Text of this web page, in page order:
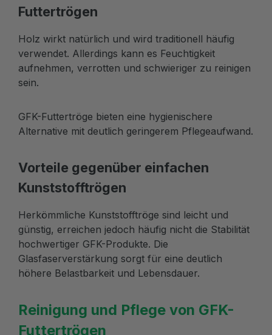
Futtertrögen
Holz wirkt natürlich und wird traditionell häufig
verwendet. Allerdings kann es Feuchtigkeit
aufnehmen, verrotten und schwieriger zu reinigen
sein.
GFK-Futtertröge bieten eine hygienischere
Alternative mit deutlich geringerem Pflegeaufwand.
Vorteile gegenüber einfachen
Kunststofftrögen
Herkömmliche Kunststofftröge sind leicht und
günstig, erreichen jedoch häufig nicht die Stabilität
hochwertiger GFK-Produkte. Die
Glasfaserverstärkung sorgt für eine deutlich
höhere Belastbarkeit und Lebensdauer.
Reinigung und Pflege von GFK-
Futtertrögen